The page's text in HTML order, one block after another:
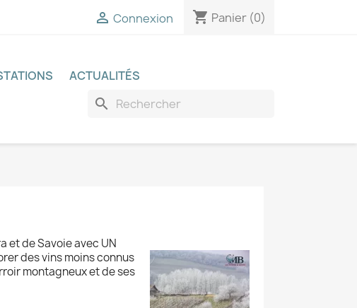
 Connexion shopping_cart Panier (0)
ACTUALITÉS
search
et de Savoie avec UN
des vins moins connus
montagneux et de ses